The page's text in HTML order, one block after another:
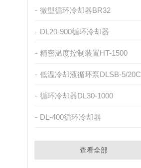
微型循环冷却器BR32
DL20-900循环冷却器
精密温度控制装置HT-1500
低温冷却液循环泵DLSB-5/20C
循环冷却器DL30-1000
DL-400循环冷却器
查看全部